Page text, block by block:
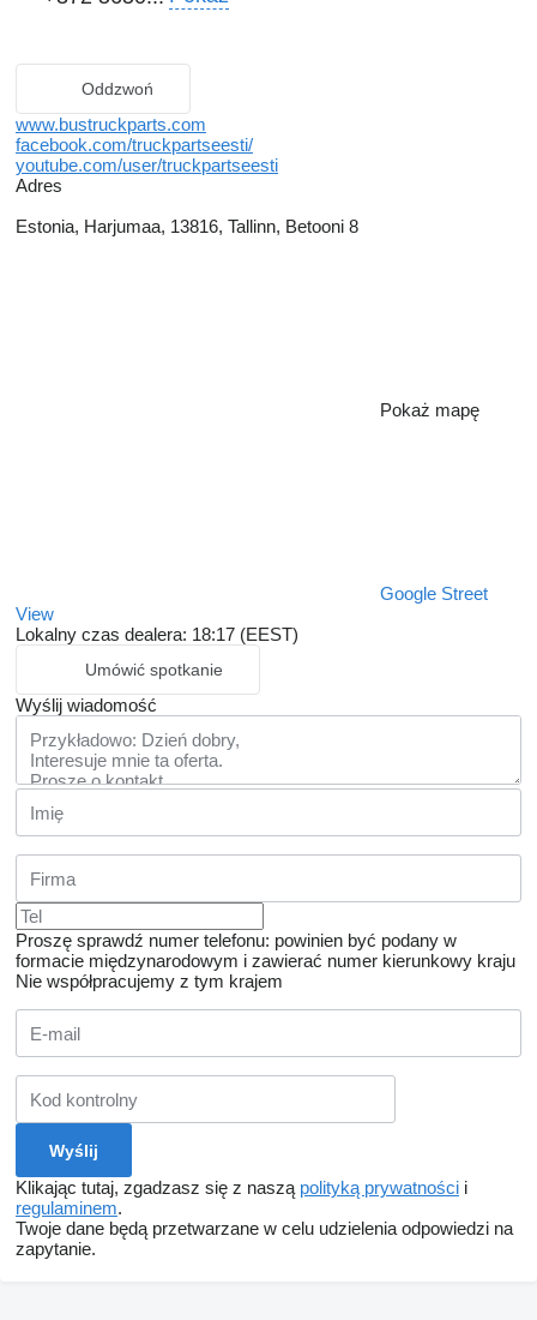
Oddzwoń
www.bustruckparts.com
facebook.com/truckpartseesti/
youtube.com/user/truckpartseesti
Adres
Estonia, Harjumaa, 13816, Tallinn, Betooni 8
Pokaż mapę
Google Street
View
Lokalny czas dealera: 18:17 (EEST)
Umówić spotkanie
Wyślij wiadomość
Proszę sprawdź numer telefonu: powinien być podany w
formacie międzynarodowym i zawierać numer kierunkowy kraju
Nie współpracujemy z tym krajem
Klikając tutaj, zgadzasz się z naszą polityką prywatności i
regulaminem.
Twoje dane będą przetwarzane w celu udzielenia odpowiedzi na
zapytanie.